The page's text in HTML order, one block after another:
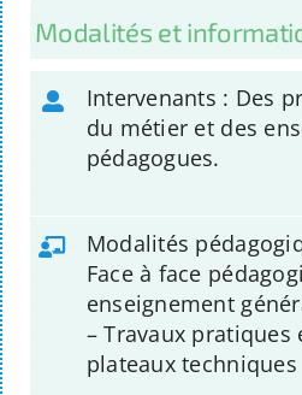
Modalités et
Intervenants : Des
du métier et des
pédagogues.
Modalités
Face à face
enseignement
– Travaux pratiques
plateaux techniques